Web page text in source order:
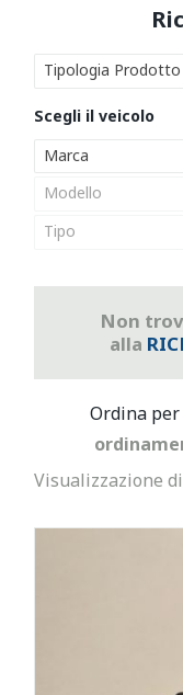
Tipologia Prodotto
Marca
Modello
Tipo
Non
alla
Visualizzazione